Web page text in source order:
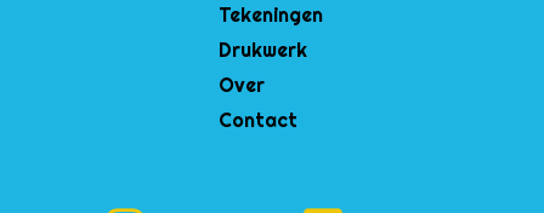
Tekeningen
Drukwerk
Over
Contact